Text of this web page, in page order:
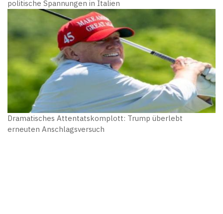
politische Spannungen in Italien
Dramatisches Attentatskomplott: Trump überlebt
erneuten Anschlagsversuch